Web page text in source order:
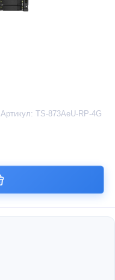
Артикул: TS-873AeU-RP-4G